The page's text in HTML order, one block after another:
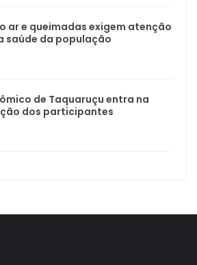
ar e queimadas exigem atenção
saúde da população
de Taquaruçu entra na
dos participantes